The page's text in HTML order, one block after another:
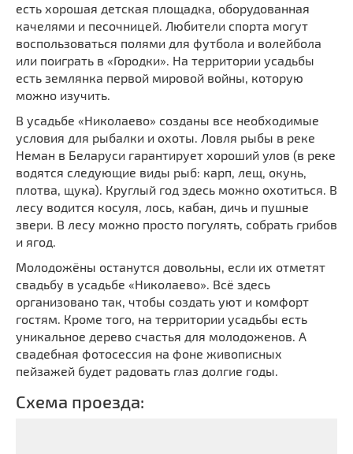
есть хорошая детская площадка, оборудованная
качелями и песочницей. Любители спорта могут
воспользоваться полями для футбола и волейбола
или поиграть в «Городки». На территории усадьбы
есть землянка первой мировой войны, которую
можно изучить.
В усадьбе «Николаево» созданы все необходимые
условия для рыбалки и охоты. Ловля рыбы в реке
Неман в Беларуси гарантирует хороший улов (в реке
водятся следующие виды рыб: карп, лещ, окунь,
плотва, щука). Круглый год здесь можно охотиться. В
лесу водится косуля, лось, кабан, дичь и пушные
звери. В лесу можно просто погулять, собрать грибов
и ягод.
Молодожёны останутся довольны, если их отметят
свадьбу в усадьбе «Николаево». Всё здесь
организовано так, чтобы создать уют и комфорт
гостям. Кроме того, на территории усадьбы есть
уникальное дерево счастья для молодоженов. А
свадебная фотосессия на фоне живописных
пейзажей будет радовать глаз долгие годы.
Схема проезда: